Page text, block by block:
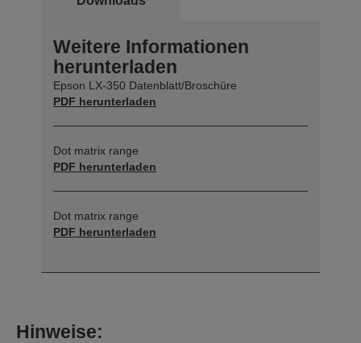
Weitere Informationen
herunterladen
Epson LX-350 Datenblatt/Broschüre
PDF herunterladen
Dot matrix range
PDF herunterladen
Dot matrix range
PDF herunterladen
Hinweise: